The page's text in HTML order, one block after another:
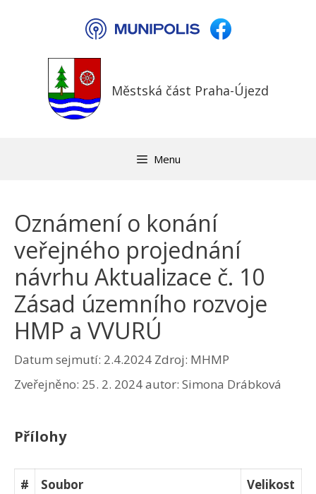
Městská část Praha-Újezd
Menu
Oznámení o konání
veřejného projednání
návrhu Aktualizace č. 10
Zásad územního rozvoje
HMP a VVURÚ
Datum sejmutí: 2.4.2024 Zdroj: MHMP
Zveřejněno: 25. 2. 2024autor: Simona Drábková
Přílohy
# Soubor
Velikost